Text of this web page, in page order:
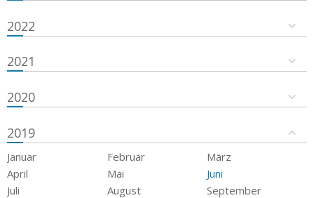
2022
2021
2020
2019
Januar Februar
März
April
Mai
Juni
Juli
August
September